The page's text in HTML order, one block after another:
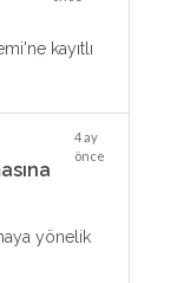
kayıtlı
4 ay
önce
yönelik